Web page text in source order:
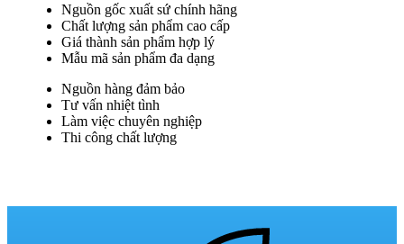
Nguồn gốc xuất sứ chính hãng
Chất lượng sản phẩm cao cấp
Giá thành sản phẩm hợp lý
Mẫu mã sản phẩm đa dạng
Nguồn hàng đảm bảo
Tư vấn nhiệt tình
Làm việc chuyên nghiệp
Thi công chất lượng